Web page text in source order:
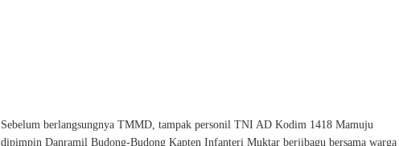
Sebelum berlangsungnya TMMD, tampak personil TNI AD Kodim 1418 Mamuju
dipimpin Danramil Budong-Budong Kapten Infanteri Muktar berjibagu bersama warga